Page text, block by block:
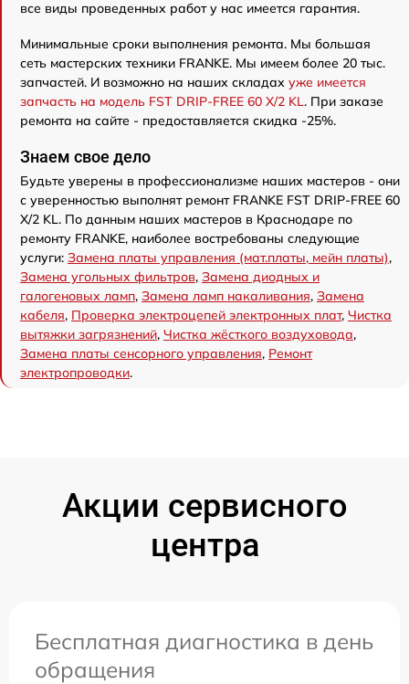
все виды проведенных работ у нас имеется гарантия.
Минимальные сроки выполнения ремонта. Мы большая
сеть мастерских техники FRANKE. Мы имеем более 20 тыс.
запчастей. И возможно на наших складах уже имеется
запчасть на модель FST DRIP-FREE 60 X/2 KL. При заказе
ремонта на сайте - предоставляется скидка -25%.
Знаем свое дело
Будьте уверены в профессионализме наших мастеров - они
с уверенностью выполнят ремонт FRANKE FST DRIP-FREE 60
X/2 KL. По данным наших мастеров в Краснодаре по
ремонту FRANKE, наиболее востребованы следующие
услуги: Замена платы управления (мат.платы, мейн платы),
Замена угольных фильтров, Замена диодных и
галогеновых ламп, Замена ламп накаливания, Замена
кабеля, Проверка электроцепей электронных плат, Чистка
вытяжки загрязнений, Чистка жёсткого воздуховода,
Замена платы сенсорного управления, Ремонт
электропроводки.
Акции сервисного
центра
Бесплатная диагностика в день
обращения